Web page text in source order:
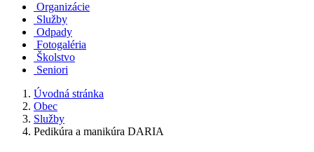
Organizácie
Služby
Odpady
Fotogaléria
Školstvo
Seniori
Úvodná stránka
Obec
Služby
Pedikúra a manikúra DARIA